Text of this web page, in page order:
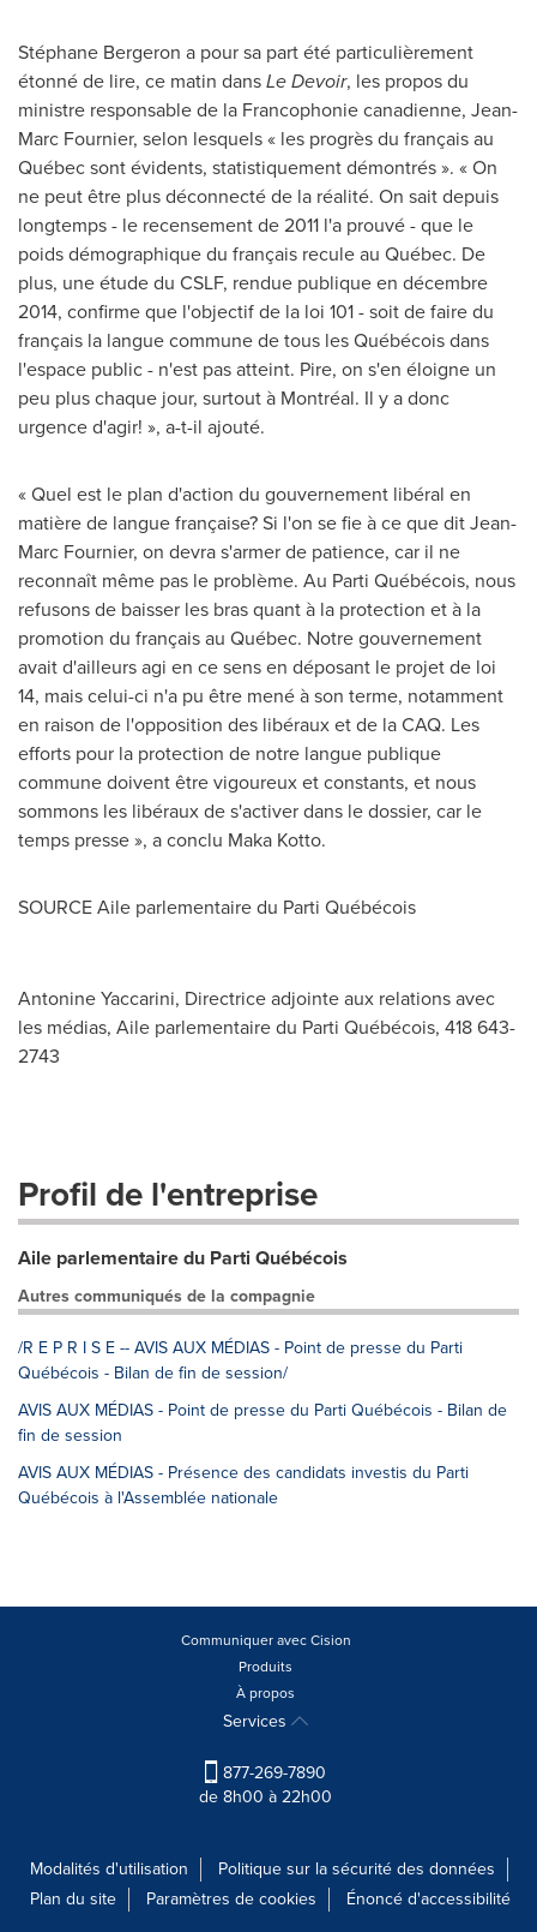
Stéphane Bergeron a pour sa part été particulièrement
étonné de lire, ce matin dansLe Devoir, les propos du
ministre responsable de la Francophonie canadienne, Jean-
Marc Fournier, selon lesquels « les progrès du français au
Québec sont évidents, statistiquement démontrés ». « On
ne peut être plus déconnecté de la réalité. On sait depuis
longtemps - le recensement de 2011 l'a prouvé - que le
poids démographique du français recule au Québec. De
plus, une étude du CSLF, rendue publique en décembre
2014, confirme que l'objectif de la loi 101 - soit de faire du
français la langue commune de tous les Québécois dans
l'espace public - n'est pas atteint. Pire, on s'en éloigne un
peu plus chaque jour, surtout à Montréal. Il y a donc
urgence d'agir! », a-t-il ajouté.
« Quel est le plan d'action du gouvernement libéral en
matière de langue française? Si l'on se fie à ce que ditJean-
Marc Fournier, on devra s'armer de patience, car il ne
reconnaît même pas le problème. Au Parti Québécois, nous
refusons de baisser les bras quant à la protection et à la
promotion du français au Québec. Notre gouvernement
avait d'ailleurs agi en ce sens en déposant le projet de loi
14, mais celui-ci n'a pu être mené à son terme, notamment
en raison de l'opposition des libéraux et de la CAQ. Les
efforts pour la protection de notre langue publique
commune doivent être vigoureux et constants, et nous
sommons les libéraux de s'activer dans le dossier, car le
temps presse », a conclu Maka Kotto.
SOURCE Aile parlementaire du Parti Québécois
Antonine Yaccarini, Directrice adjointe aux relations avec
les médias, Aile parlementaire du Parti Québécois, 418 643-
2743
Profil de l'entreprise
Aile parlementaire du Parti Québécois
Autres communiqués de la compagnie
/R E P R I S E -- AVIS AUX MÉDIAS - Point de presse du Parti
Québécois - Bilan de fin de session/
AVIS AUX MÉDIAS - Point de presse du Parti Québécois - Bilan de
fin de session
AVIS AUX MÉDIAS - Présence des candidats investis du Parti
Québécois à l'Assemblée nationale
Communiquer avec Cision
Produits
À propos
Services
877-269-7890
de 8h00 à 22h00
Modalités d'utilisation
Politique sur la sécurité des données
Plan du site
Paramètres de cookies
Énoncé d'accessibilité